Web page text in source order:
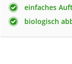
einfaches
biologisch